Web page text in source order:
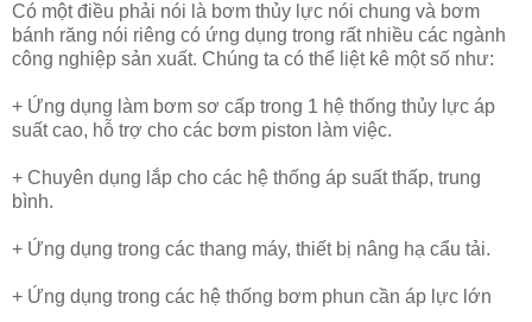
Có một điều phải nói là bơm thủy lực nói chung và bơm
bánh răng nói riêng có ứng dụng trong rất nhiều các ngành
công nghiệp sản xuất. Chúng ta có thể liệt kê một số như:
+ Ứng dụng làm bơm sơ cấp trong 1 hệ thống thủy lực áp
suất cao, hỗ trợ cho các bơm piston làm việc.
+ Chuyên dụng lắp cho các hệ thống áp suất thấp, trung
bình.
+ Ứng dụng trong các thang máy, thiết bị nâng hạ cẩu tải.
+ Ứng dụng trong các hệ thống bơm phun cần áp lực lớn